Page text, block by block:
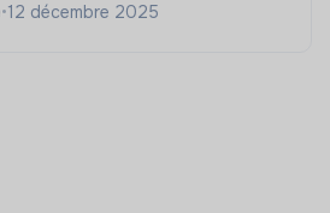
•12 décembre 2025